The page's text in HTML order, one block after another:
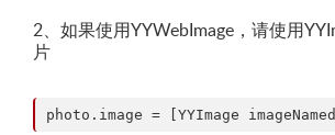
2、如果使用YYWebImage，请使用
片